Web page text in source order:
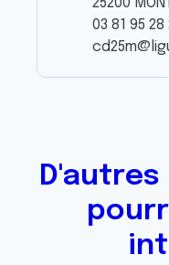
25200
03 81 95 28